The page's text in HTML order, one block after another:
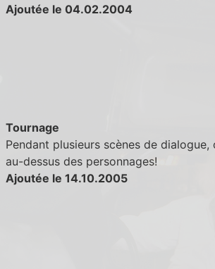
Ajoutée le 04.02.2004
Tournage
Pendant plusieurs scènes de
au-dessus des personnages!
Ajoutée le 14.10.2005